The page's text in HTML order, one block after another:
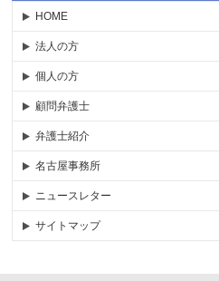
HOME
法人の方
個人の方
顧問弁護士
弁護士紹介
名古屋事務所
ニュースレター
サイトマップ